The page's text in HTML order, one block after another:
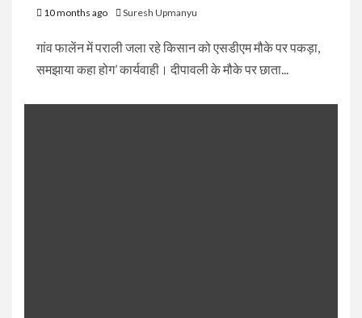
10 months ago Suresh Upmanyu
गांव फालेंन में पराली जला रहे किसान को एसडीएम मौके पर पकड़ा,
समझाया कहा होग’ कार्यवाही। दीपावली के मौके पर छाता...